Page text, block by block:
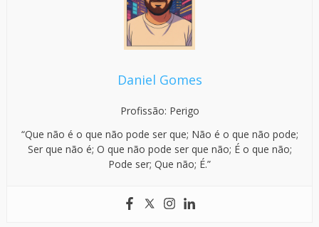
Daniel Gomes
Profissão: Perigo
“Que não é o que não pode ser que; Não é o que não pode;
Ser que não é; O que não pode ser que não; É o que não;
Pode ser; Que não; É.”